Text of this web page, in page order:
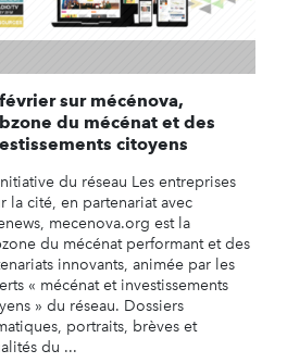
sur mécénova,
du mécénat et des
citoyens
du réseau Les entreprises
la cité, en partenariat avec
mecenova.org est la
du mécénat performant et des
innovants, animée par les
« mécénat et investissements
» du réseau. Dossiers
portraits, brèves et
du ...